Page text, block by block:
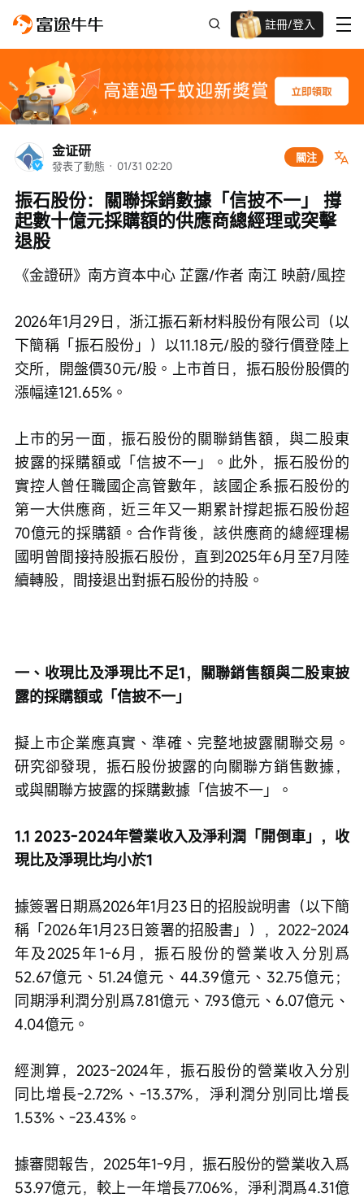
註冊/登入
金证研
發表了動態 · 01/31 02:20
關注
振石股份：關聯採銷數據「信披不一」 撐
起數十億元採購額的供應商總經理或突擊
退股
《金證研》南方資本中心 芷露/作者 南江 映蔚/風控
2026年1月29日，浙江振石新材料股份有限公司（以
下簡稱「振石股份」）以11.18元/股的發行價登陸上
交所，開盤價30元/股。上市首日，振石股份股價的
漲幅達121.65%。
上市的另一面，振石股份的關聯銷售額，與二股東
披露的採購額或「信披不一」。此外，振石股份的
實控人曾任職國企高管數年，該國企系振石股份的
第一大供應商，近三年又一期累計撐起振石股份超
70億元的採購額。合作背後，該供應商的總經理楊
國明曾間接持股振石股份，直到2025年6月至7月陸
續轉股，間接退出對振石股份的持股。
一、收現比及淨現比不足1，關聯銷售額與二股東披
露的採購額或「信披不一」
擬上市企業應真實、準確、完整地披露關聯交易。
研究卻發現，振石股份披露的向關聯方銷售數據，
或與關聯方披露的採購數據「信披不一」。
1.1 2023-2024年營業收入及淨利潤「開倒車」，收
現比及淨現比均小於1
據簽署日期爲2026年1月23日的招股說明書（以下簡
稱「2026年1月23日簽署的招股書」），2022-2024
年及2025年1-6月，振石股份的營業收入分別爲
52.67億元、51.24億元、44.39億元、32.75億元；
同期淨利潤分別爲7.81億元、7.93億元、6.07億元、
4.04億元。
經測算，2023-2024年，振石股份的營業收入分別
同比增長-2.72%、-13.37%，淨利潤分別同比增長
1.53%、-23.43%。
據審閱報告，2025年1-9月，振石股份的營業收入爲
53.97億元，較上一年增長77.06%，淨利潤爲4.31億